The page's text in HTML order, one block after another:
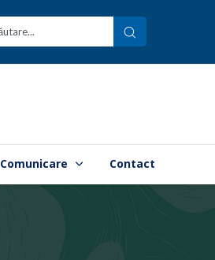
Comunicare Contact